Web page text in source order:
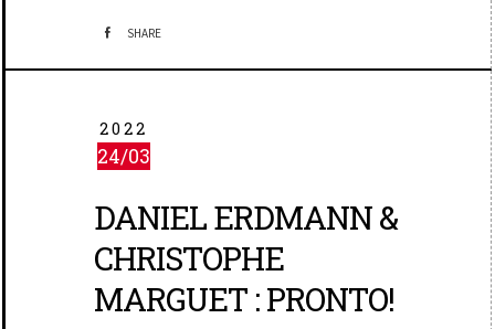
SHARE
2022
24/03
DANIEL ERDMANN &
CHRISTOPHE
MARGUET : PRONTO!